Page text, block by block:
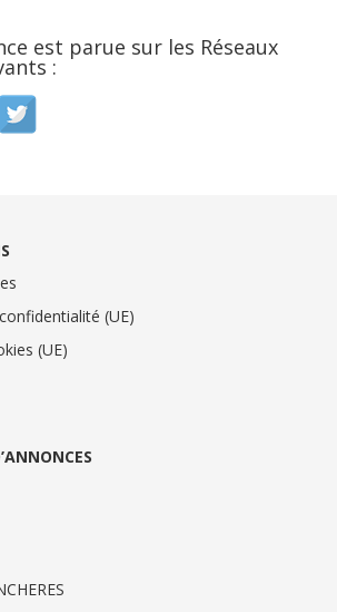
est parue sur les Réseaux
:
(UE)
(UE)